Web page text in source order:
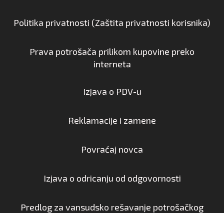
Politika privatnosti (Zaštita privatnosti korisnika)
Prava potrošača prilikom kupovine preko
interneta
Izjava o PDV-u
Reklamacije i zamene
Povraćaj novca
Izjava o odricanju od odgovornosti
Predlog za vansudsko rešavanje potrošačkog